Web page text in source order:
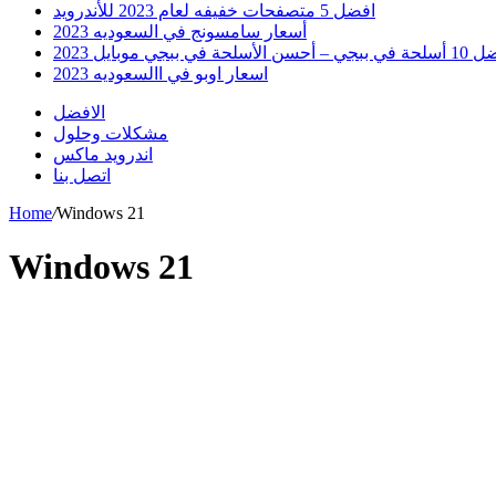
افضل 5 متصفحات خفيفه لعام 2023 للأندرويد
أسعار سامسونج في السعوديه 2023
الأسلحة في ببجي موبايل 2023
اسعار اوبو في االسعوديه 2023
الافضل
مشكلات وحلول
اندرويد ماكس
اتصل بنا
Home/Windows 21
Windows 21